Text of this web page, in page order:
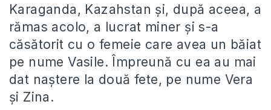
Karaganda, Kazahstan și, după aceea, a
rămas acolo, a lucrat miner și s-a
căsătorit cu o femeie care avea un băiat
pe nume Vasile. Împreună cu ea au mai
dat naștere la două fete, pe nume Vera
și Zina.